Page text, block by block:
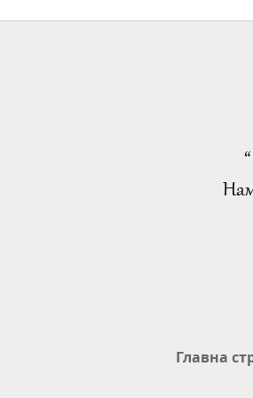
Главна